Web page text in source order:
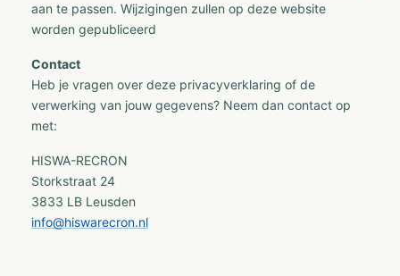
aan te passen. Wijzigingen zullen op deze website
worden gepubliceerd
Contact
Heb je vragen over deze privacyverklaring of de
verwerking van jouw gegevens? Neem dan contact op
met:
HISWA-RECRON
Storkstraat 24
3833 LB Leusden
info@hiswarecron.nl